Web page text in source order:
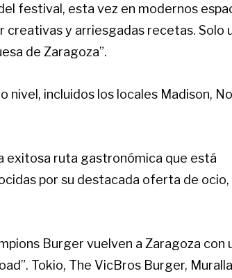
festival, esta vez en modernos
y arriesgadas recetas. Solo
de Zaragoza”.
nivel, incluidos los locales Madison,
exitosa ruta gastronómica que está
por su destacada oferta de ocio,
Burger vuelven a Zaragoza con
Tokio, The VicBros Burger,